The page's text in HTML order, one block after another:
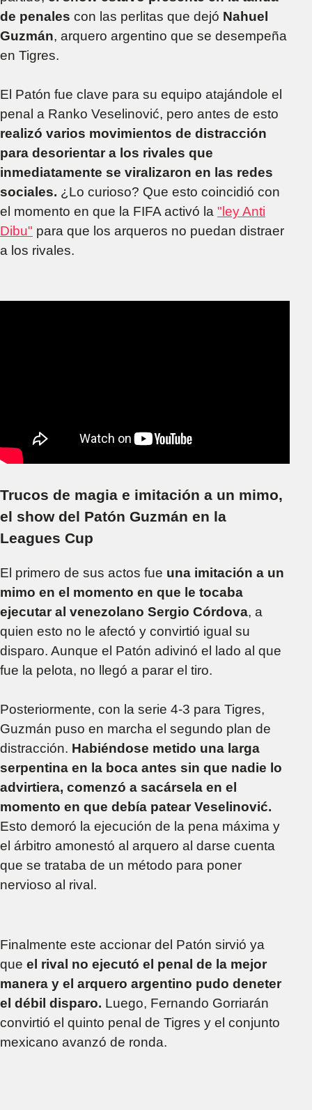
de penales con las perlitas que dejó Nahuel
Guzmán, arquero argentino que se desempeña
en Tigres.
El Patón fue clave para su equipo atajándole el
penal a Ranko Veselinović, pero antes de esto
realizó varios movimientos de distracción
para desorientar a los rivales que
inmediatamente se viralizaron en las redes
sociales. ¿Lo curioso? Que esto coincidió con
el momento en que la FIFA activó la "ley Anti
Dibu" para que los arqueros no puedan distraer
a los rivales.
Trucos de magia e imitación a un mimo,
el show del Patón Guzmán en la
Leagues Cup
El primero de sus actos fue una imitación a un
mimo en el momento en que le tocaba
ejecutar al venezolano Sergio Córdova, a
quien esto no le afectó y convirtió igual su
disparo. Aunque el Patón adivinó el lado al que
fue la pelota, no llegó a parar el tiro.
Posteriormente, con la serie 4-3 para Tigres,
Guzmán puso en marcha el segundo plan de
distracción. Habiéndose metido una larga
serpentina en la boca antes sin que nadie lo
advirtiera, comenzó a sacársela en el
momento en que debía patear Veselinović.
Esto demoró la ejecución de la pena máxima y
el árbitro amonestó al arquero al darse cuenta
que se trataba de un método para poner
nervioso al rival.
Finalmente este accionar del Patón sirvió ya
que el rival no ejecutó el penal de la mejor
manera y el arquero argentino pudo deneter
el débil disparo. Luego, Fernando Gorriarán
convirtió el quinto penal de Tigres y el conjunto
mexicano avanzó de ronda.